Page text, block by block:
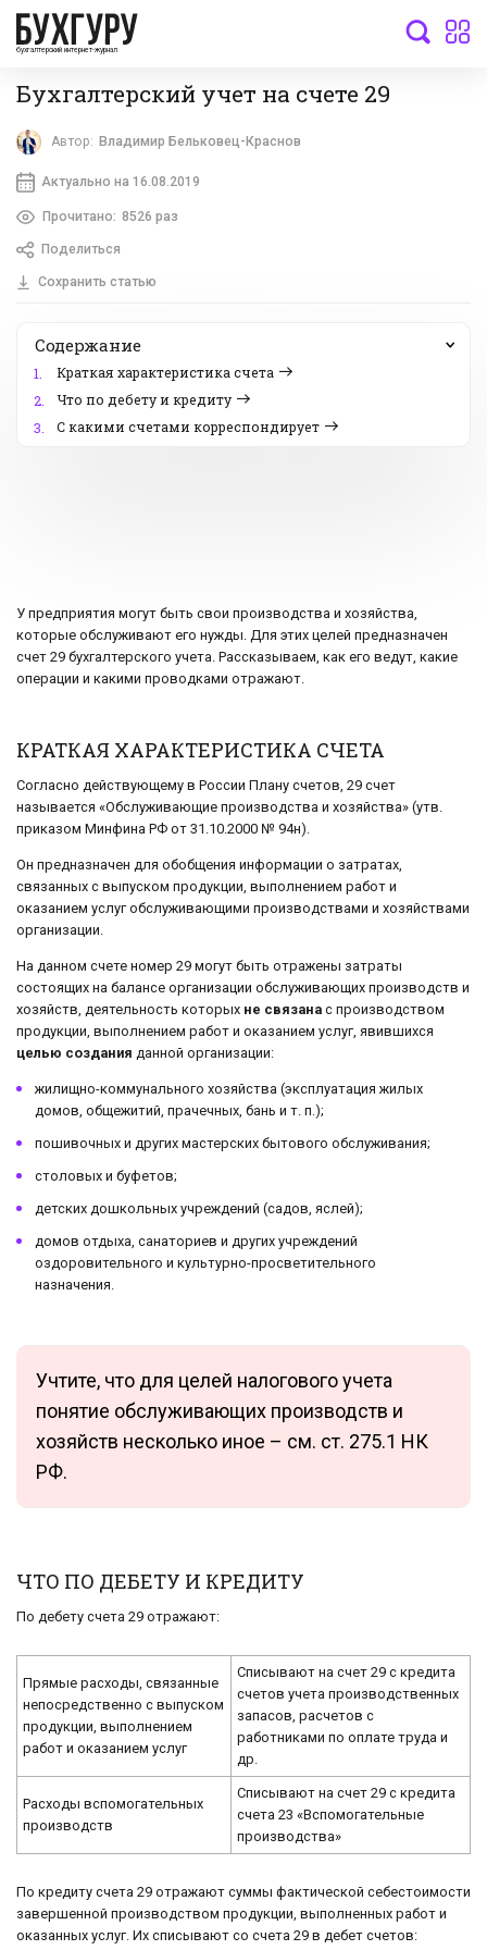
бухгалтерский интернет-журнал
Бухгалтерский учет на счете 29
Автор: Владимир Бельковец-Краснов
Актуально на 16.08.2019
Прочитано: 8526 раз
Поделиться
Сохранить статью
Содержание
1.
Краткая характеристика счета
2.
Что по дебету и кредиту
3.
С какими счетами корреспондирует
У предприятия могут быть свои производства и хозяйства,
которые обслуживают его нужды. Для этих целей предназначен
счет 29 бухгалтерского учета. Рассказываем, как его ведут, какие
операции и какими проводками отражают.
КРАТКАЯ ХАРАКТЕРИСТИКА СЧЕТА
Согласно действующему в России Плану счетов, 29 счет
называется «Обслуживающие производства и хозяйства» (утв.
приказом Минфина РФ от 31.10.2000 № 94н).
Он предназначен для обобщения информации о затратах,
связанных с выпуском продукции, выполнением работ и
оказанием услуг обслуживающими производствами и хозяйствами
организации.
На данном счете номер 29 могут быть отражены затраты
состоящих на балансе организации обслуживающих производств и
хозяйств, деятельность которых не связана с производством
продукции, выполнением работ и оказанием услуг, явившихся
целью создания данной организации:
жилищно-коммунального хозяйства (эксплуатация жилых
домов, общежитий, прачечных, бань и т. п.);
пошивочных и других мастерских бытового обслуживания;
столовых и буфетов;
детских дошкольных учреждений (садов, яслей);
домов отдыха, санаториев и других учреждений
оздоровительного и культурно-просветительного
назначения.
Учтите, что для целей налогового учета
понятие обслуживающих производств и
хозяйств несколько иное – см. ст. 275.1 НК
РФ.
ЧТО ПО ДЕБЕТУ И КРЕДИТУ
По дебету счета 29 отражают:
Прямые расходы, связанные
непосредственно с выпуском
продукции, выполнением
работ и оказанием услуг
Списывают на счет 29 с кредита
счетов учета производственных
запасов, расчетов с
работниками по оплате труда и
др.
Расходы вспомогательных
производств
Списывают на счет 29 с кредита
счета 23 «Вспомогательные
производства»
По кредиту счета 29 отражают суммы фактической себестоимости
завершенной производством продукции, выполненных работ и
оказанных услуг. Их списывают со счета 29 в дебет счетов: